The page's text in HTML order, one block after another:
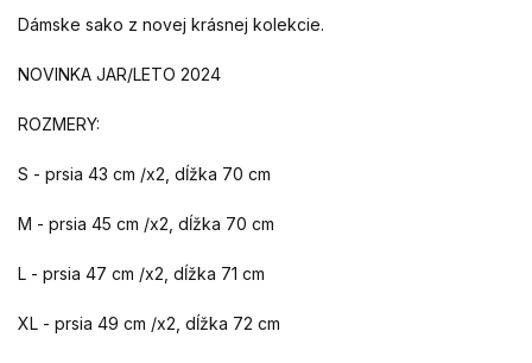
Dámske sako z novej krásnej kolekcie.
NOVINKA JAR/LETO 2024
ROZMERY:
S - prsia 43 cm /x2, dĺžka 70 cm
M - prsia 45 cm /x2, dĺžka 70 cm
L - prsia 47 cm /x2, dĺžka 71 cm
XL - prsia 49 cm /x2, dĺžka 72 cm